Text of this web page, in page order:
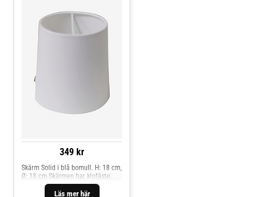
349 kr
Läs mer här
Skärm Solid i blå bomull. H: 18 cm,
Ø: 18 cm.Skärmen har klofäste.